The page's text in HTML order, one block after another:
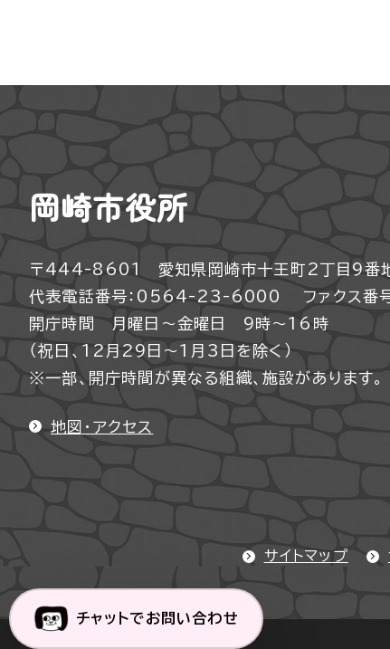
岡崎市役所
〒444-8601 愛知県岡崎市十王町2丁目9番
代表電話番号：0564-23-6000
ファクス
開庁時間 月曜日～金曜日 9時～16時
（祝日、12月29日～1月3日を除く）
※一部、開庁時間が異なる組織、施設があります。
地図・アクセス
サイトマップ
チャットでお問い合わせ